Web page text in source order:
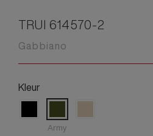
TRUI 614570-2
Gabbiano
Kleur
Army